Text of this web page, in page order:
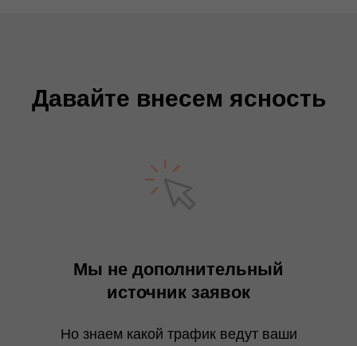
Давайте внесем ясность
Мы не дополнительный
источник заявок
Но знаем какой трафик ведут ваши